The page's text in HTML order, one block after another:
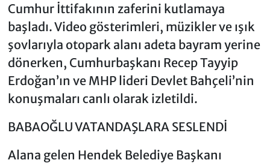
Cumhur İttifakının zaferini kutlamaya
başladı. Video gösterimleri, müzikler ve ışık
şovlarıyla otopark alanı adeta bayram yerine
dönerken, Cumhurbaşkanı Recep Tayyip
Erdoğan’ın ve MHP lideri Devlet Bahçeli’nin
konuşmaları canlı olarak izletildi.
BABAOĞLU VATANDAŞLARA SESLENDİ
Alana gelen Hendek Belediye Başkanı